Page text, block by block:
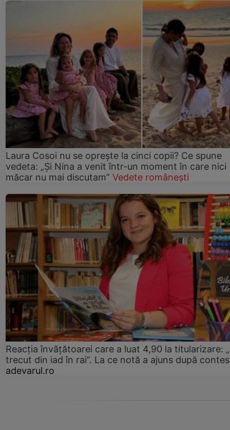
Laura Cosoi nu se oprește la cinci copii? Ce spune
vedeta: „Și Nina a venit într-un moment în care nici
măcar nu mai discutam” Vedete românești
Reacția învățătoarei care a luat 4,90 la titularizare:
trecut din iad în rai”. La ce notă a ajuns după
adevarul.ro